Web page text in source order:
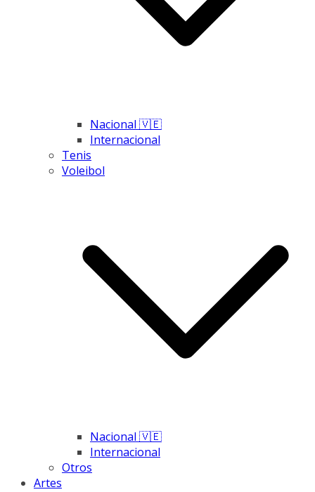
Nacional 🇻🇪
Internacional
Tenis
Voleibol
Nacional 🇻🇪
Internacional
Otros
Artes